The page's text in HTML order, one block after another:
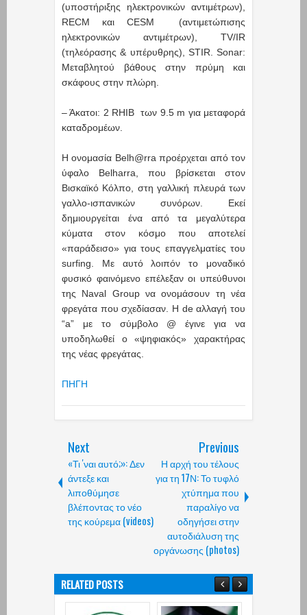
(υποστήριξης ηλεκτρονικών αντιμέτρων),
RECM και CESM (αντιμετώπισης
ηλεκτρονικών αντιμέτρων), TV/IR
(τηλεόρασης & υπέρυθρης), STIR. Sonar:
Μεταβλητού βάθους στην πρύμη και
σκάφους στην πλώρη.
– Άκατοι: 2 RHIB των 9.5 m για μεταφορά
καταδρομέων.
Η ονομασία Belh@rra προέρχεται από τον
ύφαλο Belharra, που βρίσκεται στον
Βισκαϊκό Κόλπο, στη γαλλική πλευρά των
γαλλο-ισπανικών συνόρων. Εκεί
δημιουργείται ένα από τα μεγαλύτερα
κύματα στον κόσμο που αποτελεί
«παράδεισο» για τους επαγγελματίες του
surfing. Με αυτό λοιπόν το μοναδικό
φυσικό φαινόμενο επέλεξαν οι υπεύθυνοι
της Naval Group να ονομάσουν τη νέα
φρεγάτα που σχεδίασαν. Η de αλλαγή του
“a” με το σύμβολο @ έγινε για να
υποδηλωθεί ο «ψηφιακός» χαρακτήρας
της νέας φρεγάτας.
ΠΗΓΗ
Next
«Τι 'ναι αυτό;»: Δεν
άντεξε και
λιποθύμησε
βλέποντας το νέο
της κούρεμα (videos)
Previous
Η αρχή του τέλους
για τη 17Ν: Το τυφλό
χτύπημα που
παραλίγο να
οδηγήσει στην
αυτοδιάλυση της
οργάνωσης (photos)
RELATED POSTS